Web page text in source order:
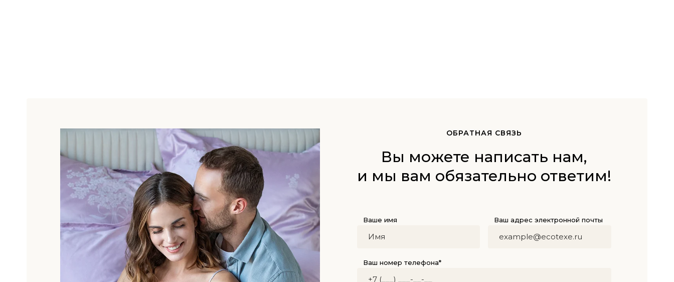
ОБРАТНАЯ СВЯЗЬ
Вы можете написать нам,
и мы вам обязательно ответим!
Ваше имя Ваш адрес электронной почты
Ваш номер телефона*